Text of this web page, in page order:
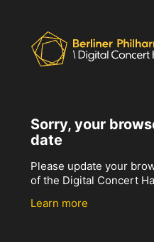
Sorry, your
date
Please update your
of the Digital Concert
Learn more